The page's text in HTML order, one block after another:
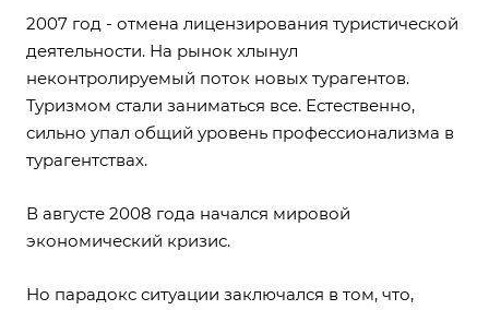
2007 год - отмена лицензирования туристической
деятельности. На рынок хлынул
неконтролируемый поток новых турагентов.
Туризмом стали заниматься все. Естественно,
сильно упал общий уровень профессионализма в
турагентствах.
В августе 2008 года начался мировой
экономический кризис.
Но парадокс ситуации заключался в том, что,